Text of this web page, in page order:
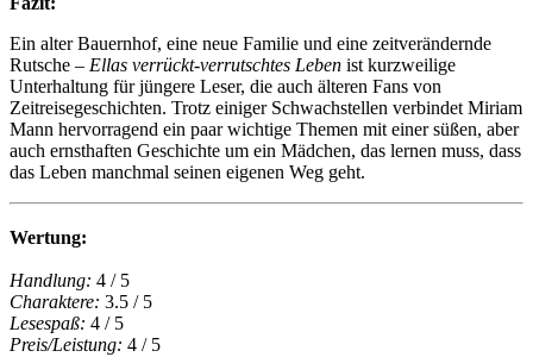
Ein alter Bauernhof, eine neue Familie und eine zeitverändernde
Rutsche – Ellas verrückt-verrutschtes Leben ist kurzweilige
Unterhaltung für jüngere Leser, die auch älteren Fans von
Zeitreisegeschichten. Trotz einiger Schwachstellen verbindet Miriam
Mann hervorragend ein paar wichtige Themen mit einer süßen, aber
auch ernsthaften Geschichte um ein Mädchen, das lernen muss, dass
das Leben manchmal seinen eigenen Weg geht.
Wertung:
Handlung: 4 / 5
Charaktere: 3.5 / 5
Lesespaß: 4 / 5
Preis/Leistung: 4 / 5